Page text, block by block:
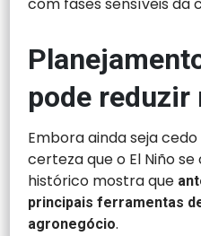
com fases sensíveis da
pode reduzir
Embora ainda seja
certeza que o El Niño
histórico mostra que
principais ferramentas
agronegócio.